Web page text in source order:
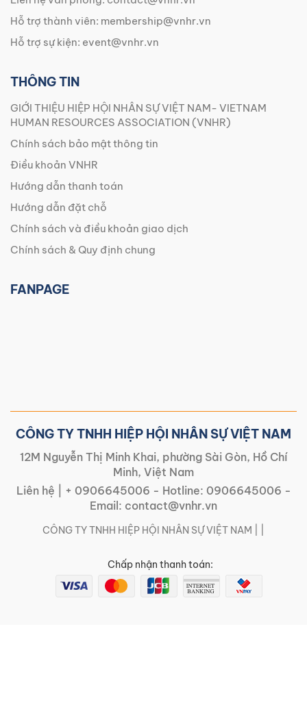
Hỗ trợ thành viên: membership@vnhr.vn
Hỗ trợ sự kiện: event@vnhr.vn
THÔNG TIN
GIỚI THIỆU HIỆP HỘI NHÂN SỰ VIỆT NAM- VIETNAM
HUMAN RESOURCES ASSOCIATION (VNHR)
Chính sách bảo mật thông tin
Điều khoản VNHR
Hướng dẫn thanh toán
Hướng dẫn đặt chỗ
Chính sách và điều khoản giao dịch
Chính sách & Quy định chung
FANPAGE
CÔNG TY TNHH HIỆP HỘI NHÂN SỰ VIỆT NAM
12M Nguyễn Thị Minh Khai, phường Sài Gòn, Hồ Chí
Minh, Việt Nam
Liên hệ |
+ 0906645006 - Hotline: 0906645006 -
Email: contact@vnhr.vn
CÔNG TY TNHH HIỆP HỘI NHÂN SỰ VIỆT NAM | |
Chấp nhận thanh toán: